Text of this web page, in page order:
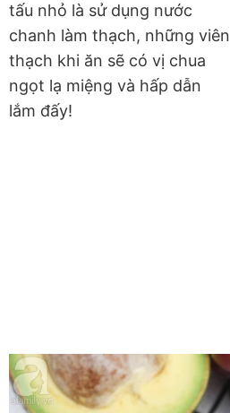
tấu nhỏ là sử dụng nước
chanh làm thạch, những viên
thạch khi ăn sẽ có vị chua
ngọt lạ miệng và hấp dẫn
lắm đấy!